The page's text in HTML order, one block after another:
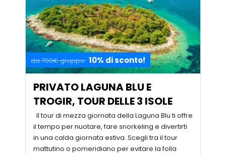
da 700€ gruppo 10% di sconto!
PRIVATO LAGUNA BLU E
TROGIR, TOUR DELLE 3 ISOLE
Il tour di mezza giornata della Laguna Blu ti offre
il tempo per nuotare, fare snorkeling e divertirti
in una calda giornata estiva. Scegli tra il tour
mattutino o pomeridiano per evitare la folla